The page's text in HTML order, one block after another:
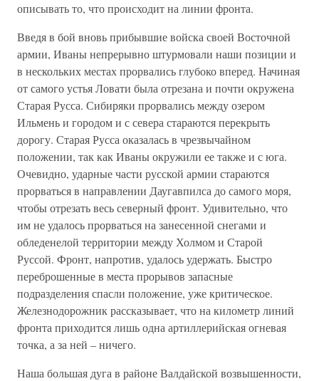
описывать то, что происходит на линии фронта.
Введя в бой вновь прибывшие войска своей Восточной
армии, Иваны непрерывно штурмовали наши позиции и
в нескольких местах прорвались глубоко вперед. Начиная
от самого устья Ловати была отрезана и почти окружена
Старая Русса. Сибиряки прорвались между озером
Ильмень и городом и с севера стараются перекрыть
дорогу. Старая Русса оказалась в чрезвычайном
положении, так как Иваны окружили ее также и с юга.
Очевидно, ударные части русской армии стараются
прорваться в направлении Даугавпилса до самого моря,
чтобы отрезать весь северный фронт. Удивительно, что
им не удалось прорваться на занесенной снегами и
обледенелой территории между Холмом и Старой
Руссой. Фронт, напротив, удалось удержать. Быстро
переброшенные в места прорывов запасные
подразделения спасли положение, уже критическое.
Железнодорожник рассказывает, что на километр линий
фронта приходится лишь одна артиллерийская огневая
точка, а за ней – ничего.
Наша большая дуга в районе Валдайской возвышенности,